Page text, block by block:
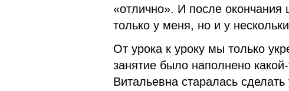
«отлично». И после окончания
только у меня, но и у
От урока к уроку мы только
занятие было наполнено
Витальевна старалась